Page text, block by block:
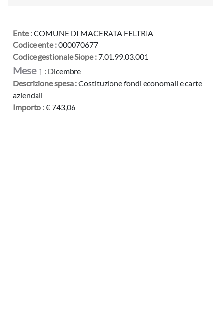
Ente :COMUNE DI MACERATA FELTRIA
Codice ente :000070677
Codice gestionale Siope :7.01.99.03.001
Mese ↑ : Dicembre
Descrizione spesa :Costituzione fondi economali e carte
aziendali
Importo :€ 743,06